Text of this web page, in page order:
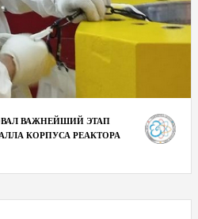
ВАЖНЕЙШИЙ ЭТАП
КОРПУСА РЕАКТОРА